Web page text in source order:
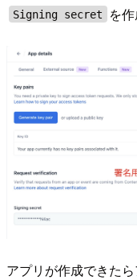
Signing secret を
アプリが作成できた